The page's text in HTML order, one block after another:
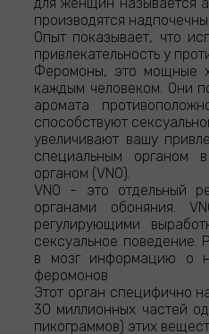
производятся
Опыт показывает, что
привлекательность у
Феромоны, это мощные
каждым человеком. Они
аромата
способствуют
увеличивают вашу
специальным органом
органом (VNO).
VNO - это отдельный
органами обоняния.
регулирующими
сексуальное поведение.
в мозг информацию о
феромонов
Этот орган специфично
30 миллионных частей
пикограммов) этих